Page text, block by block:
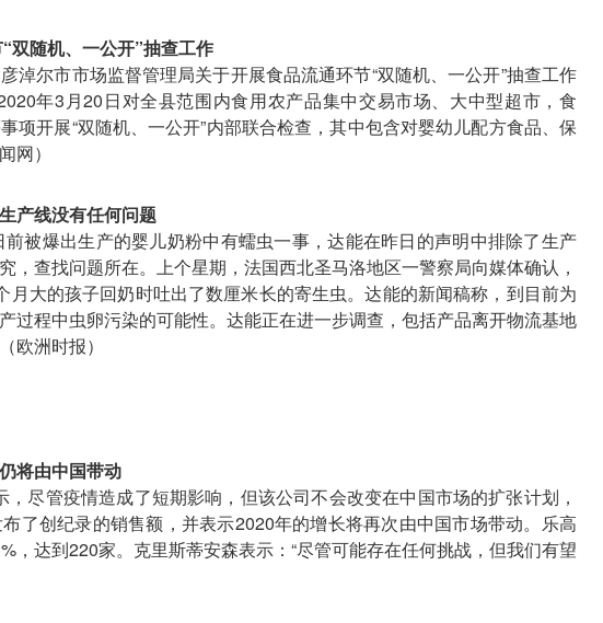
双随机、一公开”抽查工作
淖尔市市场监督管理局关于开展食品流通环节“双随机、一公开”抽查工作
年3月20日对全县范围内食用农产品集中交易市场、大中型超市，食
项开展“双随机、一公开”内部联合检查，其中包含对婴幼儿配方食品、保
网）
产线没有任何问题
被爆出生产的婴儿奶粉中有蠕虫一事，达能在昨日的声明中排除了生产
，查找问题所在。上个星期，法国西北圣马洛地区一警察局向媒体确认，
月大的孩子回奶时吐出了数厘米长的寄生虫。达能的新闻稿称，到目前为
过程中虫卵污染的可能性。达能正在进一步调查，包括产品离开物流基地
欧洲时报）
将由中国带动
尽管疫情造成了短期影响，但该公司不会改变在中国市场的扩张计划，
了创纪录的销售额，并表示2020年的增长将再次由中国市场带动。乐高
，达到220家。克里斯蒂安森表示：“尽管可能存在任何挑战，但我们有望